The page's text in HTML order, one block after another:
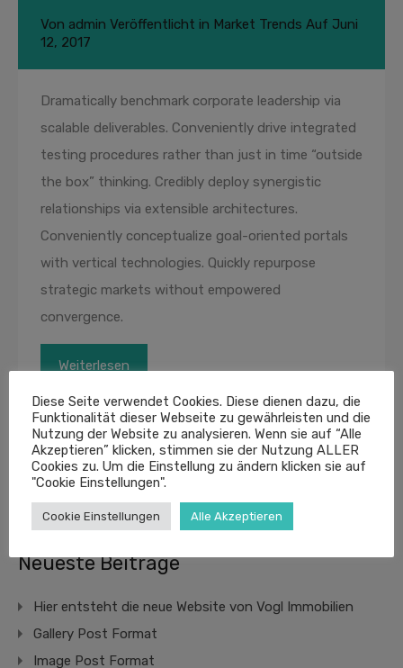
Von admin Veröffentlicht in Market Trends Auf Juni
12, 2017
Dramatically benchmark corporate leadership via
scalable deliverables. Conveniently drive integrated
testing procedures rather than just in time “outside
the box” thinking. Credibly deploy synergistic
relationships via extensible architectures.
Conveniently conceptualize goal-oriented portals
with vertical technologies. Quickly repurpose
strategic markets without empowered
convergence.
Weiterlesen
nach:
Neueste Beiträge
Hier entsteht die neue Website von Vogl Immobilien
Gallery Post Format
Image Post Format
Diese Seite verwendet Cookies. Diese dienen dazu, die
Funktionalität dieser Webseite zu gewährleisten und die
Nutzung der Website zu analysieren. Wenn sie auf “Alle
Akzeptieren” klicken, stimmen sie der Nutzung ALLER
Cookies zu. Um die Einstellung zu ändern klicken sie auf
"Cookie Einstellungen".
Cookie Einstellungen Alle Akzeptieren